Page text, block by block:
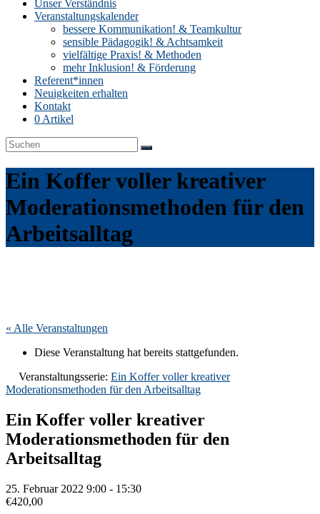
Unser Verständnis
Veranstaltungskalender
bessere Kommunikation! & Teamkultur
sensible Pädagogik! & Achtsamkeit
vielfältige Praxis! & Methoden
mehr Inklusion! & Förderung
Referent*innen
Neuigkeiten erhalten
Kontakt
0 Artikel
Ein Koffer voller kreativer
Moderationsmethoden für den
Arbeitsalltag
« Alle Veranstaltungen
Diese Veranstaltung hat bereits stattgefunden.
Veranstaltungsserie: Ein Koffer voller kreativer
Moderationsmethoden für den Arbeitsalltag
Ein Koffer voller kreativer
Moderationsmethoden für den
Arbeitsalltag
25. Februar 2022 9:00 - 15:30
€420,00